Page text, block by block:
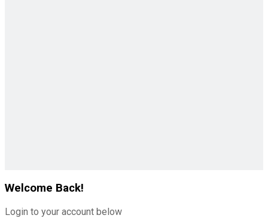
Welcome Back!
Login to your account below